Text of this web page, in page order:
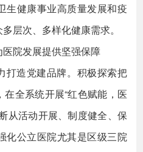
生健康事业高质量发展和疫
层次、多样化健康需求。
院发展提供坚强保障
打造党建品牌。积极探索把
全系统开展“红色赋能，医
从活动开展、制度健全、保
化公立医院尤其是区级三院